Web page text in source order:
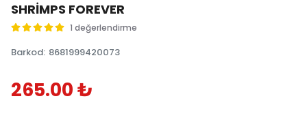
SHRİMPS FOREVER
1 değerlendirme
Barkod: 8681999420073
265.00 ₺